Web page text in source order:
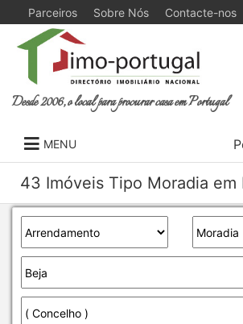
Parceiros Sobre Nós Contacte-nos
Desde 2006, o local para procurar casa em Portugal
MENU
43 Imóveis Tipo Moradia em